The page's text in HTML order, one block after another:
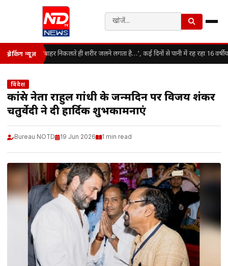
ब्रेकिंग न्यूज़ ‘बाहर निकलते ही शरीर जलने लगता है…’, कई दिनों से पानी में रह रहा 16
विदेश
कांग्रेस नेता राहुल गांधी के जन्मदिन पर विजय शंकर
चतुर्वेदी ने दी हार्दिक शुभकामनाएं
Bureau NOTD 19 Jun 2026 1 min read